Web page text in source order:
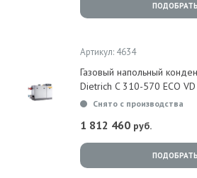
Артикул: 4634
Газовый напольный
Dietrich C 310-570 ECO VD
Снято с производства
1 812 460 руб.